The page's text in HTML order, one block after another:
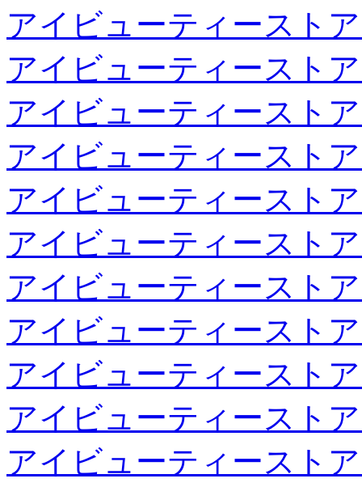
アイビューティースト
アイビューティースト
アイビューティースト
アイビューティースト
アイビューティースト
アイビューティースト
アイビューティースト
アイビューティースト
アイビューティースト
アイビューティースト
アイビューティースト